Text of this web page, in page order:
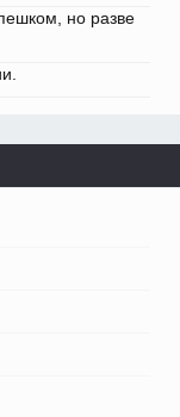
но разве